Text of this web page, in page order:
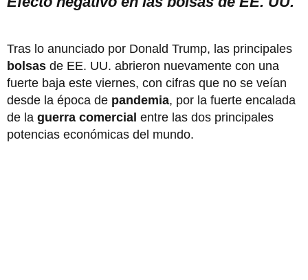
Tras lo anunciado por Donald Trump, las principales
bolsas de EE. UU. abrieron nuevamente con una
fuerte baja este viernes, con cifras que no se veían
desde la época de pandemia, por la fuerte encalada
de la guerra comercial entre las dos principales
potencias económicas del mundo.